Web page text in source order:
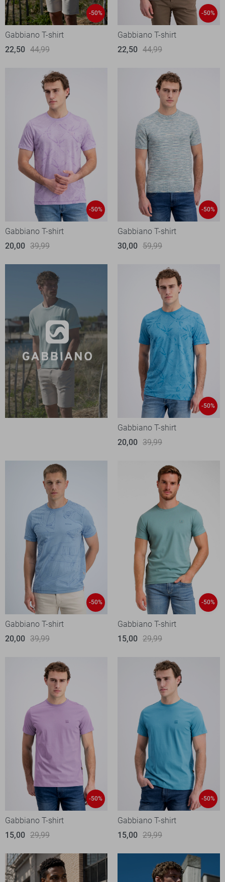
-50%
Gabbiano T-shirt
22,50 44,99
-50%
Gabbiano T-shirt
22,50 44,99
-50%
Gabbiano T-shirt
20,00 39,99
-50%
Gabbiano T-shirt
30,00 59,99
-50%
Gabbiano T-shirt
20,00 39,99
-50%
Gabbiano T-shirt
20,00 39,99
-50%
Gabbiano T-shirt
15,00 29,99
-50%
Gabbiano T-shirt
15,00 29,99
-50%
Gabbiano T-shirt
15,00 29,99